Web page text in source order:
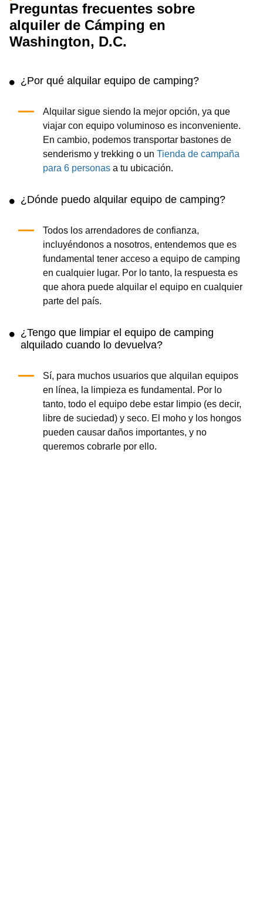
Preguntas frecuentes sobre
alquiler de Cámping en
Washington, D.C.
¿Por qué alquilar equipo de camping?
Alquilar sigue siendo la mejor opción, ya que
viajar con equipo voluminoso es inconveniente.
En cambio, podemos transportar bastones de
senderismo y trekking o un Tienda de campaña
para 6 personasa tu ubicación.
¿Dónde puedo alquilar equipo de camping?
Todos los arrendadores de confianza,
incluyéndonos a nosotros, entendemos que es
fundamental tener acceso a equipo de camping
en cualquier lugar. Por lo tanto, la respuesta es
que ahora puede alquilar el equipo en cualquier
parte del país.
¿Tengo que limpiar el equipo de camping
alquilado cuando lo devuelva?
Sí, para muchos usuarios que alquilan equipos
en línea, la limpieza es fundamental. Por lo
tanto, todo el equipo debe estar limpio (es decir,
libre de suciedad) y seco. El moho y los hongos
pueden causar daños importantes, y no
queremos cobrarle por ello.